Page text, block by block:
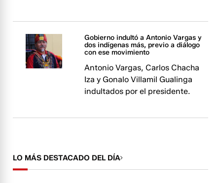
Gobierno indultó a Antonio Vargas y
dos indígenas más, previo a diálogo
con ese movimiento
Antonio Vargas, Carlos Chacha
Iza y Gonalo Villamil Gualinga
indultados por el presidente.
LO MÁS DESTACADO DEL DÍA